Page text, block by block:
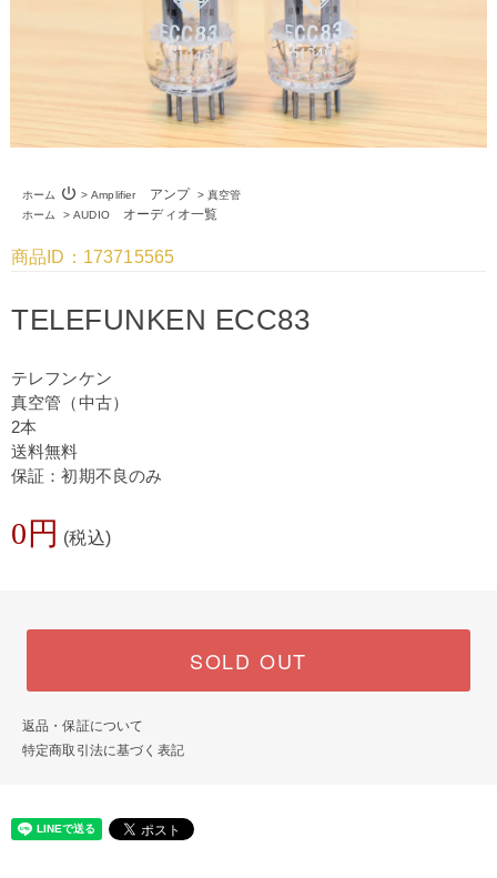
ホーム >
power_settings_new Amplifierアンプ > 真空管
ホーム
>AUDIOオーディオ一覧
商品ID：173715565
TELEFUNKEN ECC83
テレフンケン
真空管（中古）
2本
送料無料
保証：初期不良のみ
0円 (税込)
SOLD OUT
返品・保証について
特定商取引法に基づく表記